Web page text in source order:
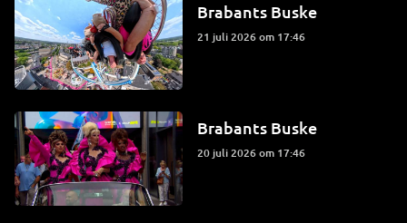
Brabants Buske
21 juli 2026 om 17:46
Brabants Buske
20 juli 2026 om 17:46